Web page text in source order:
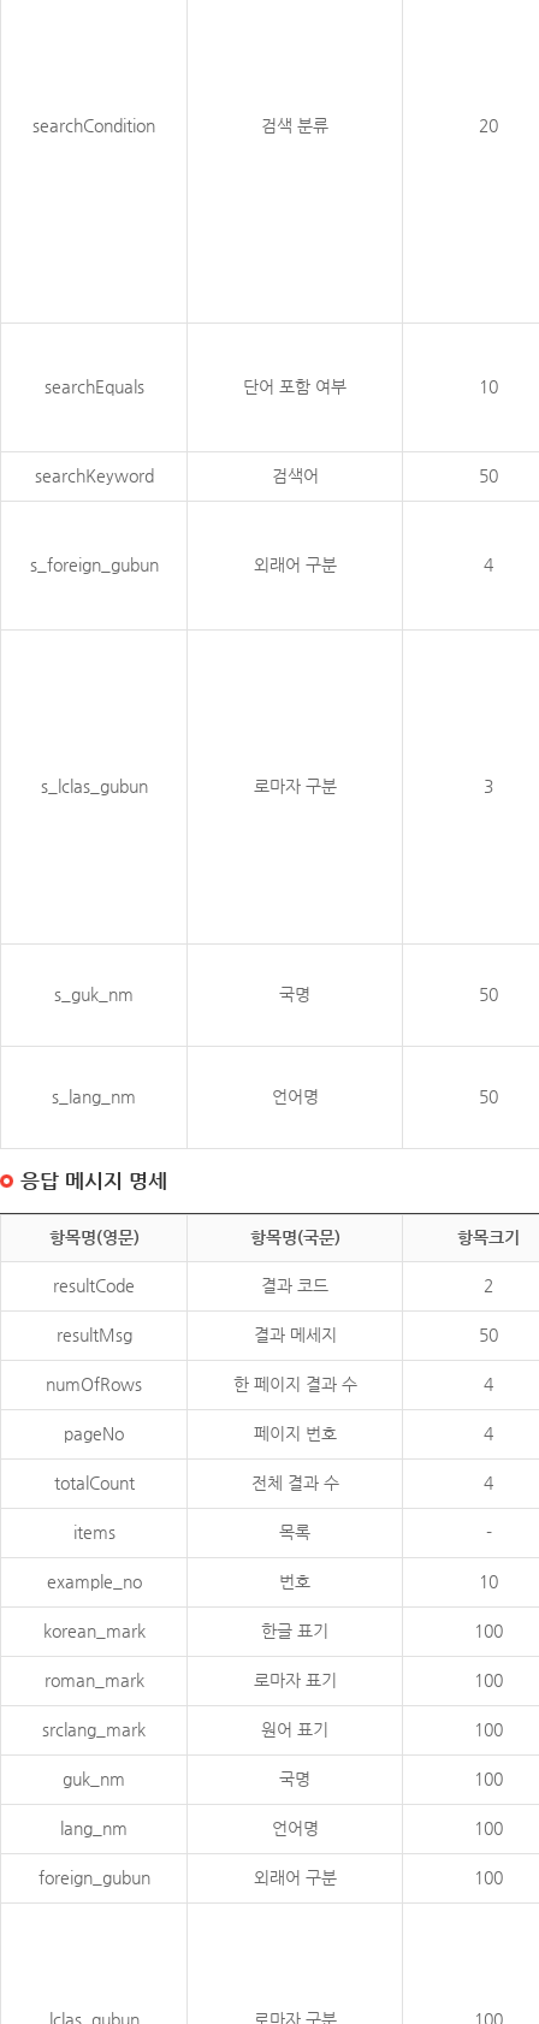
searchCondition 검색 분류 20
searchEquals 단어 포함 여부 10
searchKeyword 검색어 50
s_foreign_gubun 외래어 구분 4
s_lclas_gubun 로마자 구분 3
s_guk_nm 국명 50
s_lang_nm 언어명 50
응답 메시지 명세
항목명(영문) 항목명(국문) 항목크기
resultCode 결과 코드 2
resultMsg 결과 메세지 50
numOfRows 한 페이지 결과 수 4
pageNo 페이지 번호 4
totalCount 전체 결과 수 4
items 목록 -
example_no 번호 10
korean_mark 한글 표기 100
roman_mark 로마자 표기 100
srclang_mark 원어 표기 100
guk_nm 국명 100
lang_nm 언어명 100
foreign_gubun 외래어 구분 100
lclas_gubun 로마자 구분 100